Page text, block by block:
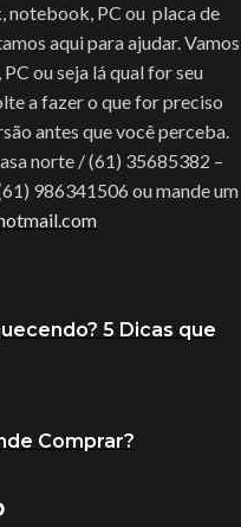
notebook, PC ou placa de
aqui para ajudar. Vamos
ou seja lá qual for seu
a fazer o que for preciso
antes que você perceba.
norte / (61) 35685382 –
986341506 ou mande um
5 Dicas que
Comprar?